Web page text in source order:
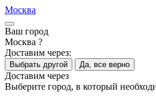
Москва
Ваш город
Москва ?
Доставим через:
Выбрать другой Да, все верно
Доставим через
Выберите город, в который